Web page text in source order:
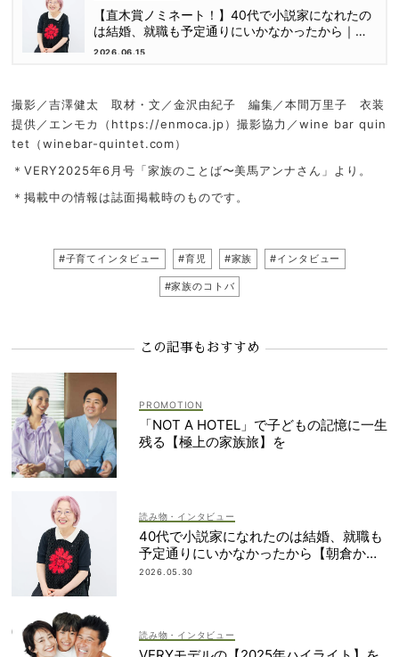
【直木賞ノミネート！】40代で小説家になれたの
は結婚、就職も予定通りにいかなかったから｜朝
倉かすみさん
2026.06.15
撮影／吉澤健太 取材・文／金沢由紀子 編集／本間万里子 衣装
提供／エンモカ（https://enmoca.jp）撮影協力／wine bar quin
tet（winebar-quintet.com）
＊VERY2025年6月号「家族のことば〜美馬アンナさん」より。
＊掲載中の情報は誌面掲載時のものです。
#子育てインタビュー #育児 #家族 #インタビュー
#家族のコトバ
この記事もおすすめ
「NOT A HOTEL」で子どもの記憶に一生
残る【極上の家族旅】を
読み物・インタビュー
40代で小説家になれたのは結婚、就職も
予定通りにいかなかったから【朝倉かす
みさん】
2026.05.30
読み物・インタビュー